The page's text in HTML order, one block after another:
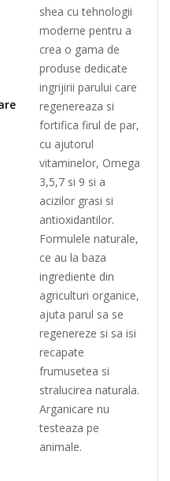
shea cu tehnologii
moderne pentru a
crea o gama de
produse dedicate
ingrijirii parului care
regenereaza si
fortifica firul de par,
cu ajutorul
vitaminelor, Omega
3,5,7 si 9 si a
acizilor grasi si
antioxidantilor.
Formulele naturale,
ce au la baza
ingrediente din
agriculturi organice,
ajuta parul sa se
regenereze si sa isi
recapate
frumusetea si
stralucirea naturala.
Arganicare nu
testeaza pe
animale.